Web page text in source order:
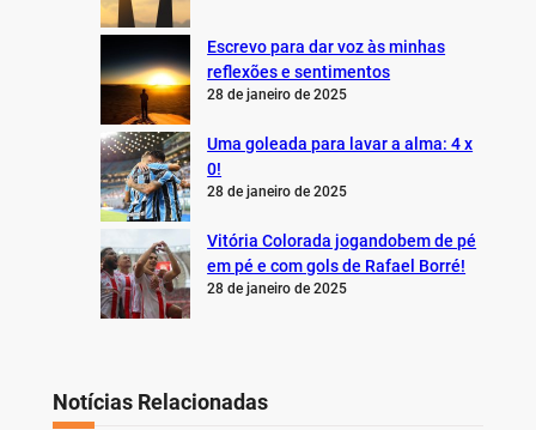
Escrevo para dar voz às minhas
reflexões e sentimentos
28 de janeiro de 2025
Uma goleada para lavar a alma: 4 x
0!
28 de janeiro de 2025
Vitória Colorada jogandobem de pé
em pé e com gols de Rafael Borré!
28 de janeiro de 2025
Notícias Relacionadas